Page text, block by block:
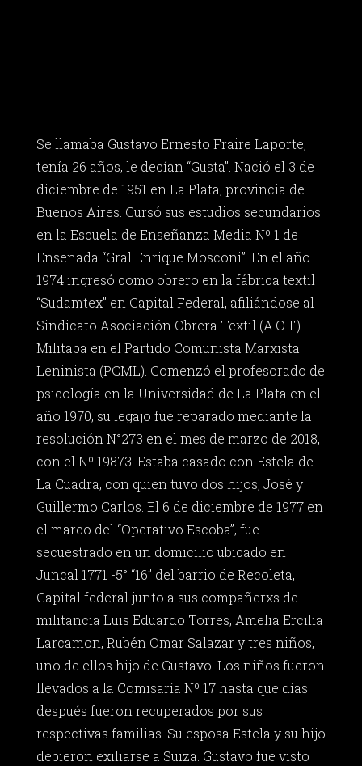
Se llamaba Gustavo Ernesto Fraire Laporte,
tenía 26 años, le decían “Gusta”. Nació el 3 de
diciembre de 1951 en La Plata, provincia de
Buenos Aires. Cursó sus estudios secundarios
en la Escuela de Enseñanza Media Nº 1 de
Ensenada “Gral Enrique Mosconi”. En el año
1974 ingresó como obrero en la fábrica textil
“Sudamtex” en Capital Federal, afiliándose al
Sindicato Asociación Obrera Textil (A.O.T.).
Militaba en el Partido Comunista Marxista
Leninista (PCML). Comenzó el profesorado de
psicología en la Universidad de La Plata en el
año 1970, su legajo fue reparado mediante la
resolución N°273 en el mes de marzo de 2018,
con el Nº 19873. Estaba casado con Estela de
La Cuadra, con quien tuvo dos hijos, José y
Guillermo Carlos. El 6 de diciembre de 1977 en
el marco del “Operativo Escoba”, fue
secuestrado en un domicilio ubicado en
Juncal 1771 -5° “16” del barrio de Recoleta,
Capital federal junto a sus compañerxs de
militancia Luis Eduardo Torres, Amelia Ercilia
Larcamon, Rubén Omar Salazar y tres niños,
uno de ellos hijo de Gustavo. Los niños fueron
llevados a la Comisaría Nº 17 hasta que días
después fueron recuperados por sus
respectivas familias. Su esposa Estela y su hijo
debieron exiliarse a Suiza. Gustavo fue visto